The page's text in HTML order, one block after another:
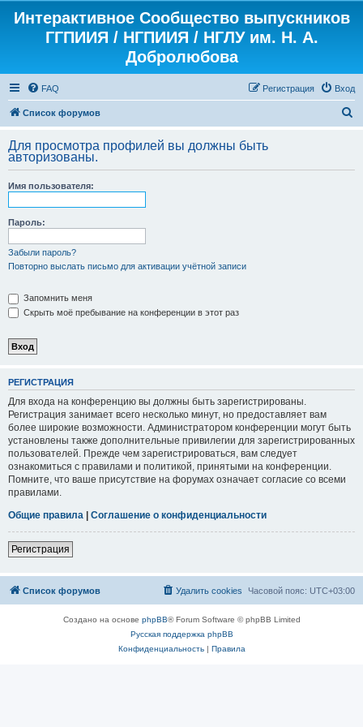
Интерактивное Сообщество выпускников
ГГПИИЯ / НГПИИЯ / НГЛУ им. Н. А.
Добролюбова
FAQ Вход
Регистрация
Список форумов
с
Для просмотра профилей вы должны быть
авторизованы.
Имя пользователя:
Пароль:
Забыли пароль?
Повторно выслать письмо для активации учётной записи
Запомнить меня
Скрыть моё пребывание на конференции в этот раз
РЕГИСТРАЦИЯ
Для входа на конференцию вы должны быть зарегистрированы.
Регистрация занимает всего несколько минут, но предоставляет вам
более широкие возможности. Администратором конференции могут быть
установлены также дополнительные привилегии для зарегистрированных
пользователей. Прежде чем зарегистрироваться, вам следует
ознакомиться с правилами и политикой, принятыми на конференции.
Помните, что ваше присутствие на форумах означает согласие со всеми
правилами.
Общие правила | Соглашение о конфиденциальности
Регистрация
Список форумов Часовой пояс: UTC+03:00
Удалить cookies
Создано на основе phpBB® Forum Software © phpBB Limited
Русская поддержка phpBB
Конфиденциальность| Правила